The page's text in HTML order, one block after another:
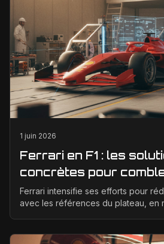
1 juin 2026
Ferrari en F1 : les
concrètes pour
technique en 2026
Ferrari intensifie ses efforts pour
avec les références du plateau, en